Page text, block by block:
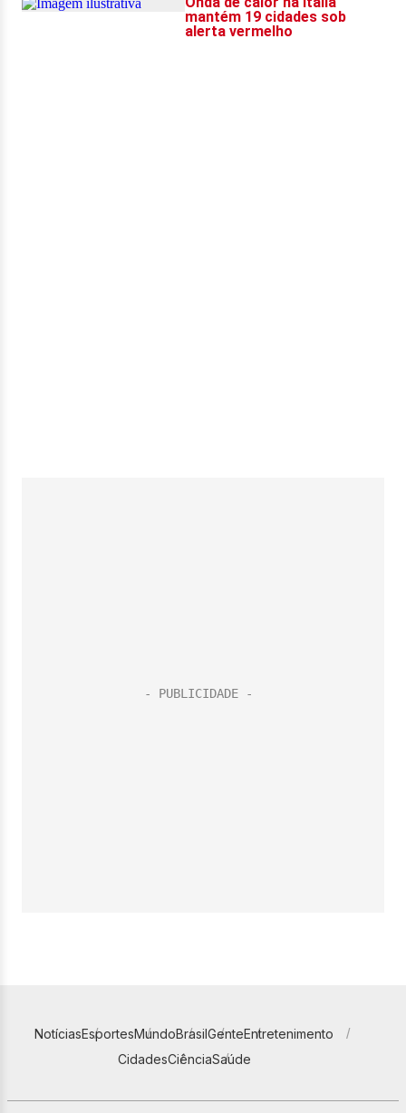
NotíciasEsportesMundoBrasilGenteEntretenimento
CidadesCiênciaSaúde